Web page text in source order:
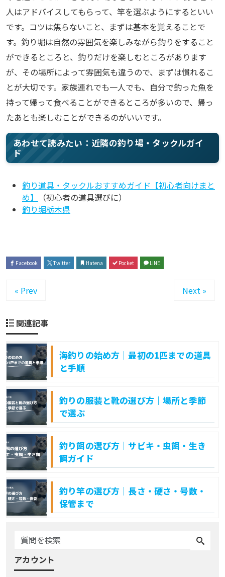
人はアドバイスしてもらって、竿を選ぶようにするといい
です。コツは焦らないこと、まずは基本を覚えることで
す。釣り堀は自然の雰囲気を楽しみながら釣りをすること
ができるところと、釣りだけを楽しむところがあります
が、その場所によって雰囲気も違うので、まずは慣れるこ
とが大切です。家族連れでも一人でも、自分で釣った魚を
持って帰って食べることができるところが多いので、帰っ
たあとも楽しむことができるのがいいです。
あわせて読みたい：近隣の釣り場・タックルガイ
ド
釣り道具・タックルおすすめガイド【初心者向けまと
め】
（初心者の道具選びに）
釣り堀栃木県
Facebook Twitter Hatena Pocket LINE
« Prev Next »
関連記事
海釣りの始め方｜最初の1匹までの道具
と手順
釣りの服装と靴の選び方｜場所と季節
で選ぶ
釣り餌の選び方｜サビキ・虫餌・生き
餌ガイド
釣り竿の選び方｜長さ・硬さ・号数・
保管まで
アカウント